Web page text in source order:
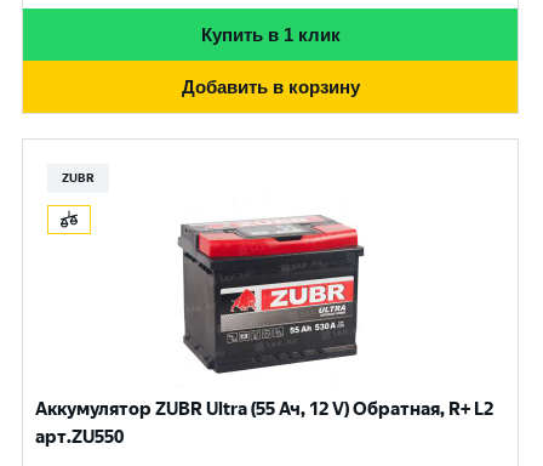
Купить в 1 клик
Добавить в корзину
ZUBR
Аккумулятор ZUBR Ultra (55 Ач, 12 V) Обратная, R+ L2
арт.ZU550